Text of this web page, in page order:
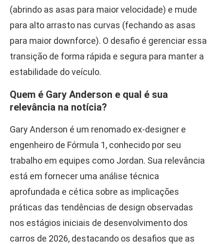
(abrindo as asas para maior velocidade) e mude
para alto arrasto nas curvas (fechando as asas
para maior downforce). O desafio é gerenciar essa
transição de forma rápida e segura para manter a
estabilidade do veículo.
Quem é Gary Anderson e qual é sua
relevância na notícia?
Gary Anderson é um renomado ex-designer e
engenheiro de Fórmula 1, conhecido por seu
trabalho em equipes como Jordan. Sua relevância
está em fornecer uma análise técnica
aprofundada e cética sobre as implicações
práticas das tendências de design observadas
nos estágios iniciais de desenvolvimento dos
carros de 2026, destacando os desafios que as